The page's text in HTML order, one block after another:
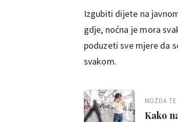
Izgubiti dijete na
gdje, noćna je mora
poduzeti sve mjere da
svakom.
MOŽDA
Kako